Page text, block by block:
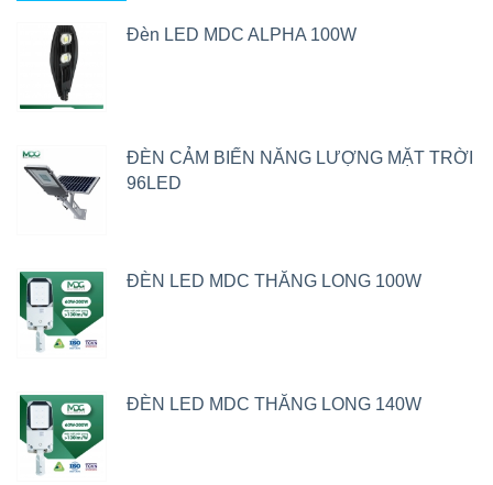
Đèn LED MDC ALPHA 100W
ĐÈN CẢM BIẾN NĂNG LƯỢNG MẶT TRỜI
96LED
ĐÈN LED MDC THĂNG LONG 100W
ĐÈN LED MDC THĂNG LONG 140W